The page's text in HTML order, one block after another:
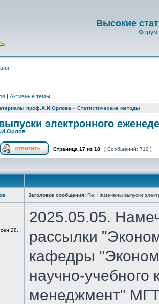
Высокие
Форум
| Активные темы
проф.А.И.Орлова » Статистические методы
электронного
Страница 17 из 18 [ Сообщений: 710 ]
Заголовок сообщения: Re: Намечены выпуски
28,
2025.05.05.
рассылки
кафедры
научно-
менеджмент"